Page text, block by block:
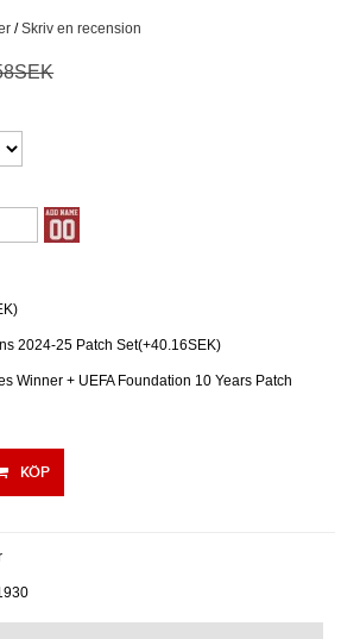
/Skriv en recension
2024-25 Patch Set(+40.16SEK)
Winner + UEFA Foundation 10 Years Patch
KÖP